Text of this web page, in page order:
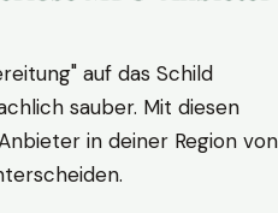
auf das Schild
sauber. Mit diesen
in deiner Region von